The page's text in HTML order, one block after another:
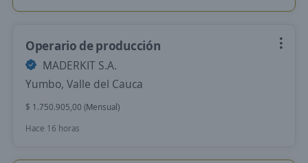
Operario de producción
MADERKIT S.A.
Yumbo, Valle del Cauca
$ 1.750.905,00 (Mensual)
Hace 16 horas